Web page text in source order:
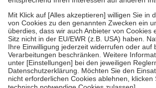
stärken und die besondere Stellung der Familie
fallenkeine Zuzahlungenan bei:
• Kindern und Jugendlichen bis zum
mit Ausnahme der Fahrkosten
• Untersuchungen zur Vorsorge und
GKV getragen werden
• empfohlenen Schutzimpfungen
• Harn- und Blutteststreifen